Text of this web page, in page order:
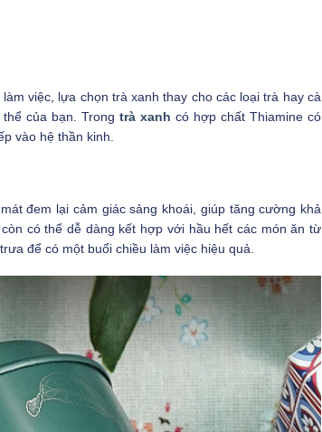
việc, lựa chọn trà xanh thay cho các loại trà hay cà
thể của bạn. Trongtrà xanh có hợp chất Thiamine có
vào hệ thần kinh.
đem lại cảm giác sảng khoái, giúp tăng cường khả
có thể dễ dàng kết hợp với hầu hết các món ăn từ
để có một buổi chiều làm việc hiệu quả.